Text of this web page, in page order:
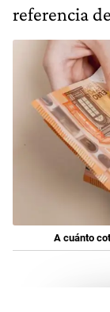
referencia
A cuánto